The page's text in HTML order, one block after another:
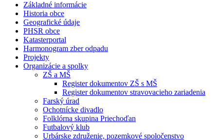
Základné informácie
Historia obce
Geografické údaje
PHSR obce
Katasterportal
Harmonogram zber odpadu
Projekty
Organizácie a spolky
ZŠ a MŠ
Register dokumentov ZŠ s MŠ
Register dokumentov stravovacieho zariadenia
Farský úrad
Ochotnícke divadlo
Folklórna skupina Priechoďan
Futbalový klub
Urbárske združenie, pozemkové spoločenstvo